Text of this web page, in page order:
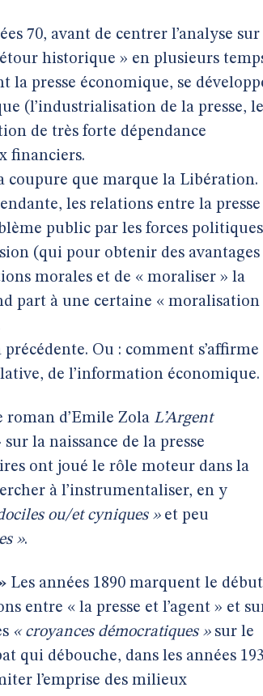
70, avant de centrer l’analyse sur
historique » en plusieurs
la presse économique, se
(l’industrialisation de la presse,
de très forte dépendance
financiers.
coupure que marque la Libération.
les relations entre la presse
public par les forces
(qui pour obtenir des avantages
morales et de « moraliser » la
part à une certaine « moralisation
Ou : comment s’affirme
de l’information économique.
roman d’Emile Zola L’Argent
la naissance de la presse
ont joué le rôle moteur dans la
à l’instrumentaliser, en y
ou/et cyniques »et peu
».
Les années 1890 marquent le début
entre « la presse et l’agent » et
« croyances démocratiques »sur le
qui débouche, dans les années
l’emprise des milieux